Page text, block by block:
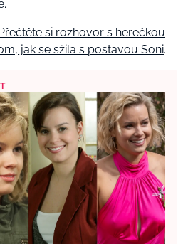
si rozhovor s herečkou
jak se sžila s postavou Soni.